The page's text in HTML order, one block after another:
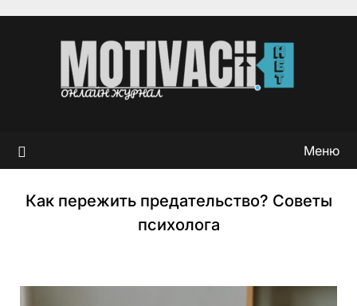
содержимому
Меню
Как пережить предательство? Советы
психолога